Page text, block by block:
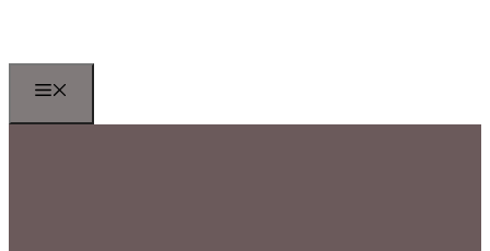
springen